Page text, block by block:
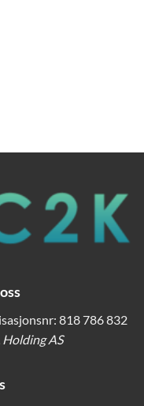
818 786 832
AS